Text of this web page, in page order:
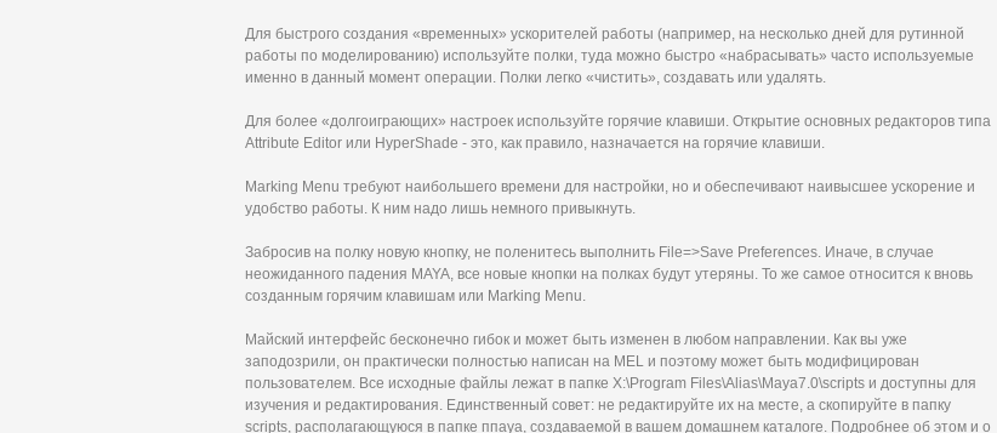
Для быстрого создания «временных» ускорителей работы (например, на несколько дней для рутинной
работы по моделированию) используйте полки, туда можно быстро «набрасывать» часто используемые
именно в данный момент операции. Полки легко «чистить», создавать или удалять.
Для более «долгоиграющих» настроек используйте горячие клавиши. Открытие основных редакторов типа
Attribute Editor или HyperShade - это, как правило, назначается на горячие клавиши.
Marking Menu требуют наибольшего времени для настройки, но и обеспечивают наивысшее ускорение и
удобство работы. К ним надо лишь немного привыкнуть.
Забросив на полку новую кнопку, не поленитесь выполнить File=>Save Preferences. Иначе, в случае
неожиданного падения MAYA, все новые кнопки на полках будут утеряны. То же самое относится к вновь
созданным горячим клавишам или Marking Menu.
Майский интерфейс бесконечно гибок и может быть изменен в любом направлении. Как вы уже
заподозрили, он практически полностью написан на MEL и поэтому может быть модифицирован
пользователем. Все исходные файлы лежат в папке X:\Program Files\Alias\Maya7.0\scripts и доступны для
изучения и редактирования. Единственный совет: не редактируйте их на месте, а скопируйте в папку
scripts, располагающуюся в папке ппауа, создаваемой в вашем домашнем каталоге. Подробнее об этом и о